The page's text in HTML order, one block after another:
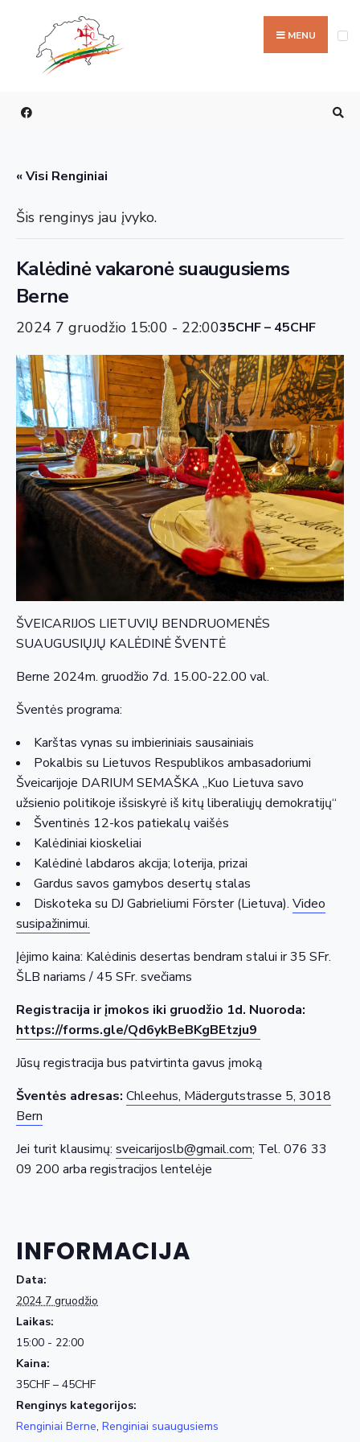
content
MENU
« Visi Renginiai
Šis renginys jau įvyko.
Kalėdinė vakaronė suaugusiems
Berne
2024 7 gruodžio 15:00 - 22:0035CHF – 45CHF
ŠVEICARIJOS LIETUVIŲ BENDRUOMENĖS
SUAUGUSIŲJŲ KALĖDINĖ ŠVENTĖ
Berne 2024m. gruodžio 7d. 15.00-22.00 val.
Šventės programa:
Karštas vynas su imbieriniais sausainiais
Pokalbis su Lietuvos Respublikos ambasadoriumi
Šveicarijoje DARIUM SEMAŠKA „Kuo Lietuva savo
užsienio politikoje išsiskyrė iš kitų liberaliųjų demokratijų“
Šventinės 12-kos patiekalų vaišės
Kalėdiniai kioskeliai
Kalėdinė labdaros akcija; loterija, prizai
Gardus savos gamybos desertų stalas
Diskoteka su DJ Gabrieliumi Förster (Lietuva). Video
susipažinimui.
Įėjimo kaina: Kalėdinis desertas bendram stalui ir 35 SFr.
ŠLB nariams / 45 SFr. svečiams
Registracija ir įmokos iki gruodžio 1d. Nuoroda:
https://forms.gle/Qd6ykBeBKgBEtzju9
Jūsų registracija bus patvirtinta gavus įmoką
Šventės adresas: Chleehus, Mädergutstrasse 5, 3018
Bern
Jei turit klausimų: sveicarijoslb@gmail.com; Tel. 076 33
09 200 arba registracijos lentelėje
INFORMACIJA
Data:
2024 7 gruodžio
Laikas:
15:00 - 22:00
Kaina:
35CHF – 45CHF
Renginys kategorijos:
Renginiai Berne, Renginiai suaugusiems